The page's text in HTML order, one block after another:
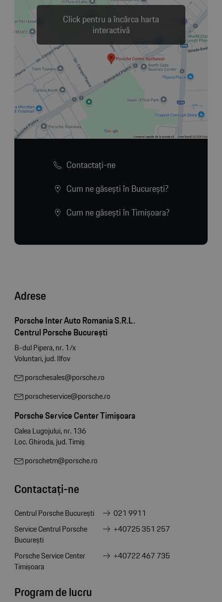
Click pentru a încărca harta
interactivă
Contactaţi-ne
Cum ne găsești în București?
Cum ne găsești în Timișoara?
Adrese
Porsche Inter Auto Romania S.R.L.
Centrul Porsche București
B-dul Pipera, nr. 1/x
Voluntari, jud. Ilfov
porschesales@porsche.ro
porscheservice@porsche.ro
Porsche Service Center Timișoara
Calea Lugojului, nr. 136
Loc. Ghiroda, jud. Timiș
porschetm@porsche.ro
Contactați-ne
Centrul Porsche București
021 9911
Service Centrul Porsche
București
+40725 351 257
Porsche Service Center
Timișoara
+40722 467 735
Program de lucru